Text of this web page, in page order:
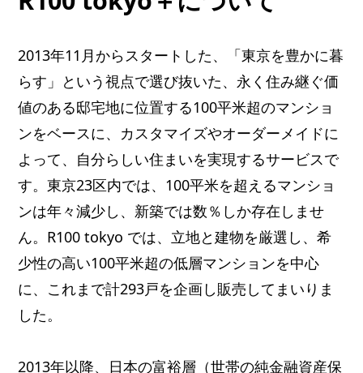
2013年11月からスタートした、「東京を豊かに暮
らす」という視点で選び抜いた、永く住み継ぐ価
値のある邸宅地に位置する100平米超のマンショ
ンをベースに、カスタマイズやオーダーメイドに
よって、自分らしい住まいを実現するサービスで
す。東京23区内では、100平米を超えるマンショ
ンは年々減少し、新築では数％しか存在しませ
ん。R100 tokyo では、立地と建物を厳選し、希
少性の高い100平米超の低層マンションを中心
に、これまで計293戸を企画し販売してまいりま
した。
2013年以降、日本の富裕層（世帯の純金融資産保